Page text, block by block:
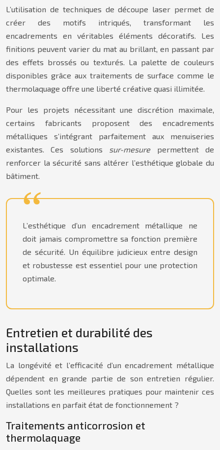
L’utilisation de techniques de découpe laser permet de
créer des motifs intriqués, transformant les
encadrements en véritables éléments décoratifs. Les
finitions peuvent varier du mat au brillant, en passant par
des effets brossés ou texturés. La palette de couleurs
disponibles grâce aux traitements de surface comme le
thermolaquage offre une liberté créative quasi illimitée.
Pour les projets nécessitant une discrétion maximale,
certains fabricants proposent des encadrements
métalliques s’intégrant parfaitement aux menuiseries
existantes. Ces solutions sur-mesure permettent de
renforcer la sécurité sans altérer l’esthétique globale du
bâtiment.
L’esthétique d’un encadrement métallique ne
doit jamais compromettre sa fonction première
de sécurité. Un équilibre judicieux entre design
et robustesse est essentiel pour une protection
optimale.
Entretien et durabilité des
installations
La longévité et l’efficacité d’un encadrement métallique
dépendent en grande partie de son entretien régulier.
Quelles sont les meilleures pratiques pour maintenir ces
installations en parfait état de fonctionnement ?
Traitements anticorrosion et
thermolaquage